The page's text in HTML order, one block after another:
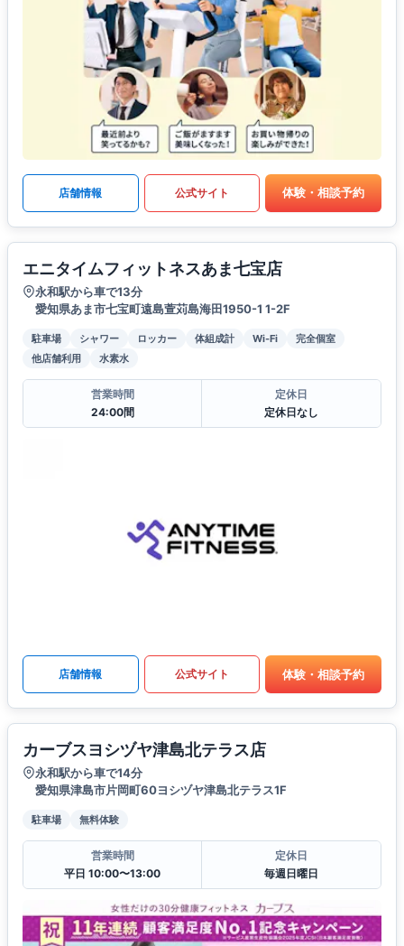
店舗情報 公式サイト 体験・相談予約
エニタイムフィットネスあま七宝店
永和駅から車で13分
愛知県あま市七宝町遠島萱苅島海田1950-1 1-2F
駐車場 シャワー ロッカー 体組成計 Wi-Fi
完全個室
他店舗利用
水素水
営業時間
24:00間
定休日
定休日なし
店舗情報 公式サイト 体験・相談予約
カーブスヨシヅヤ津島北テラス店
永和駅から車で14分
愛知県津島市片岡町60ヨシヅヤ津島北テラス1F
駐車場 無料体験
営業時間
平日 10:00〜13:00
定休日
毎週日曜日